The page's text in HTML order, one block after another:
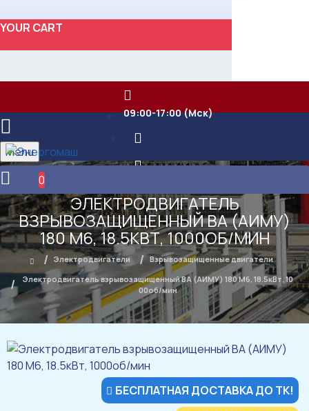
YOUR CART
09:00-17:00 (Мск)
Menu
0
ЭЛЕКТРОДВИГАТЕЛЬ
ВЗРЫВОЗАЩИЩЕННЫЙ ВА (АИМУ)
180 М6, 18.5КВТ, 1000ОБ/МИН
Электродвигатели
Взрывозащищенные двигатели
Электродвигатель взрывозащищенный ВА (АИМУ) 180 М6, 18.5кВт, 10
00об/мин
БЕСПЛАТНАЯ ДОСТАВКА ДО ТК!